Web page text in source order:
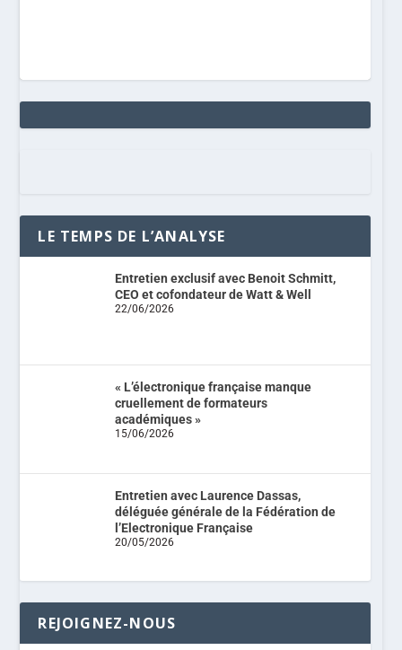
LE TEMPS DE L’ANALYSE
Entretien exclusif avec Benoit Schmitt,
CEO et cofondateur de Watt & Well
22/06/2026
« L’électronique française manque
cruellement de formateurs
académiques »
15/06/2026
Entretien avec Laurence Dassas,
déléguée générale de la Fédération de
l’Electronique Française
20/05/2026
REJOIGNEZ-NOUS